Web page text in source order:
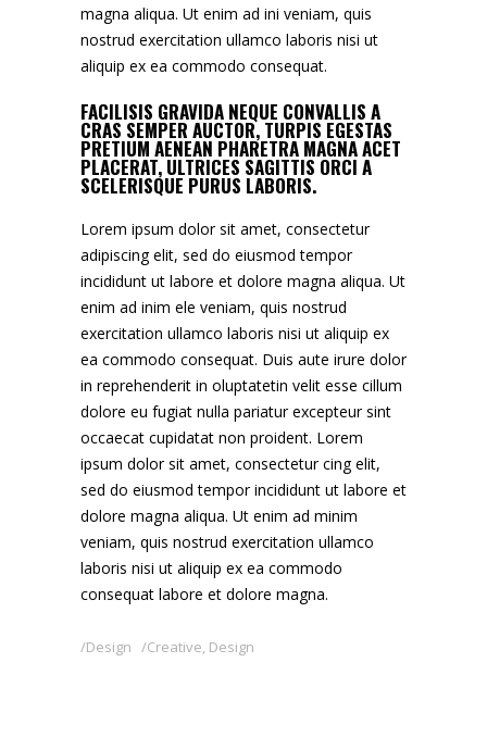
magna aliqua. Ut enim ad ini veniam, quis
nostrud exercitation ullamco laboris nisi ut
aliquip ex ea commodo consequat.
FACILISIS GRAVIDA NEQUE CONVALLIS A
CRAS SEMPER AUCTOR, TURPIS EGESTAS
PRETIUM AENEAN PHARETRA MAGNA ACET
PLACERAT, ULTRICES SAGITTIS ORCI A
SCELERISQUE PURUS LABORIS.
Lorem ipsum dolor sit amet, consectetur
adipiscing elit, sed do eiusmod tempor
incididunt ut labore et dolore magna aliqua. Ut
enim ad inim ele veniam, quis nostrud
exercitation ullamco laboris nisi ut aliquip ex
ea commodo consequat. Duis aute irure dolor
in reprehenderit in oluptatetin velit esse cillum
dolore eu fugiat nulla pariatur excepteur sint
occaecat cupidatat non proident. Lorem
ipsum dolor sit amet, consectetur cing elit,
sed do eiusmod tempor incididunt ut labore et
dolore magna aliqua. Ut enim ad minim
veniam, quis nostrud exercitation ullamco
laboris nisi ut aliquip ex ea commodo
consequat labore et dolore magna.
Design Creative, Design